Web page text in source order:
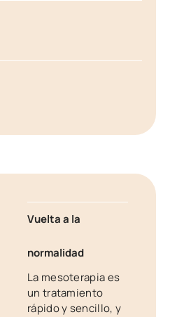
Vuelta a la
normalidad
La mesoterapia es
un tratamiento
rápido y sencillo, y